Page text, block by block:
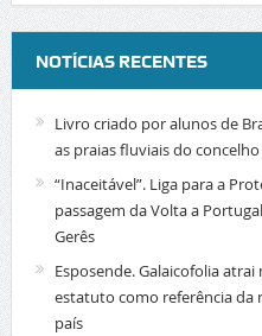
NOTÍCIAS RECENTES
Livro criado por alunos de
as praias fluviais do concelho
“Inaceitável”. Liga para a
passagem da Volta a
Gerês
Esposende. Galaicofolia
estatuto como referência da
país